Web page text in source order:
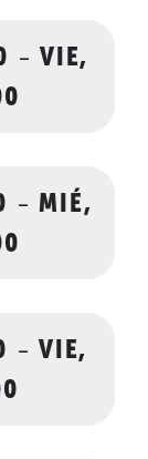
- VIE,
-MIÉ,
- VIE,